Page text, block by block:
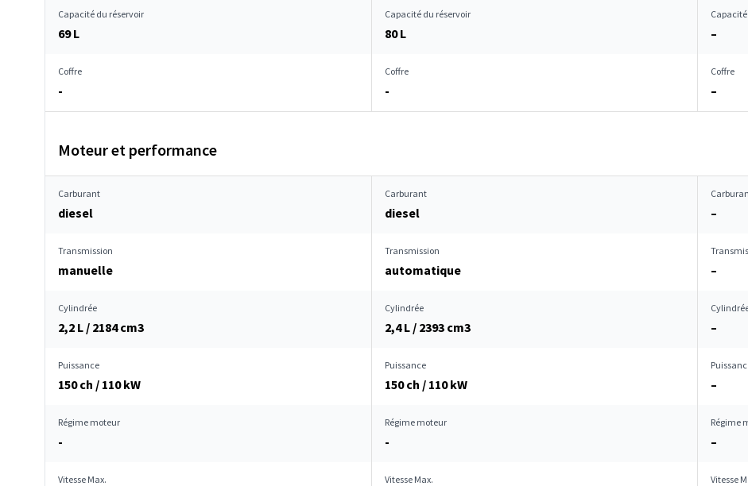
Capacité du réservoir
69 L
Capacité du réservoir
80 L –
Coffre
-
Coffre
-
Coffre
–
Moteur et performance
Carburant
diesel
Carburant
diesel –
Transmission
manuelle
Transmission
automatique –
Cylindrée
2,2 L / 2184 cm3
Cylindrée
2,4 L / 2393 cm3 –
Puissance
150 ch / 110 kW
Puissance
150 ch / 110 kW –
Régime moteur
-
Régime moteur
-
Régime
–
Vitesse Max. Vitesse Max. Vitesse